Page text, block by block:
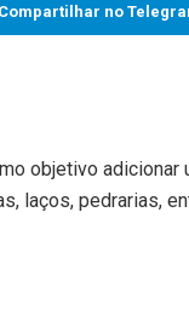
Compartilhar no
objetivo adicionar
laços, pedrarias,